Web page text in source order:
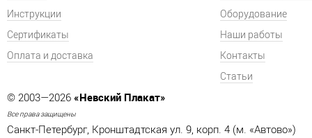
Инструкции
Сертификаты
Оплата и доставка
Оборудование
Наши работы
Контакты
Статьи
© 2003—2026 «Невский Плакат»
Все права защищены
Санкт-Петербург, Кронштадтская ул. 9, корп. 4 (м. «Автово»)